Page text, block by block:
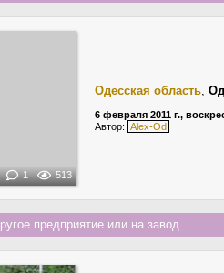
1 513
Одесская область,
6 февраля 2011 г.,
Автор: Alex-Od
предприятие или на завод